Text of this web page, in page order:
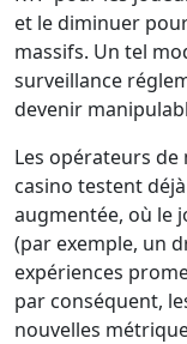
et le diminuer
massifs. Un tel
surveillance
devenir
Les opérateurs
casino testent
augmentée, où le
(par exemple, un
expériences
par conséquent,
nouvelles